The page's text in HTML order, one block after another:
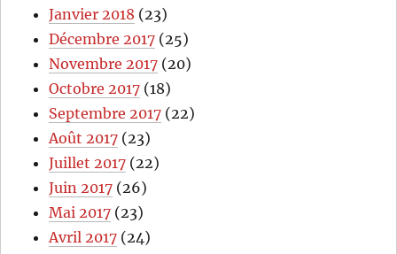
Janvier 2018 (23)
Décembre 2017 (25)
Novembre 2017 (20)
Octobre 2017 (18)
Septembre 2017 (22)
Août 2017 (23)
Juillet 2017 (22)
Juin 2017 (26)
Mai 2017 (23)
Avril 2017 (24)